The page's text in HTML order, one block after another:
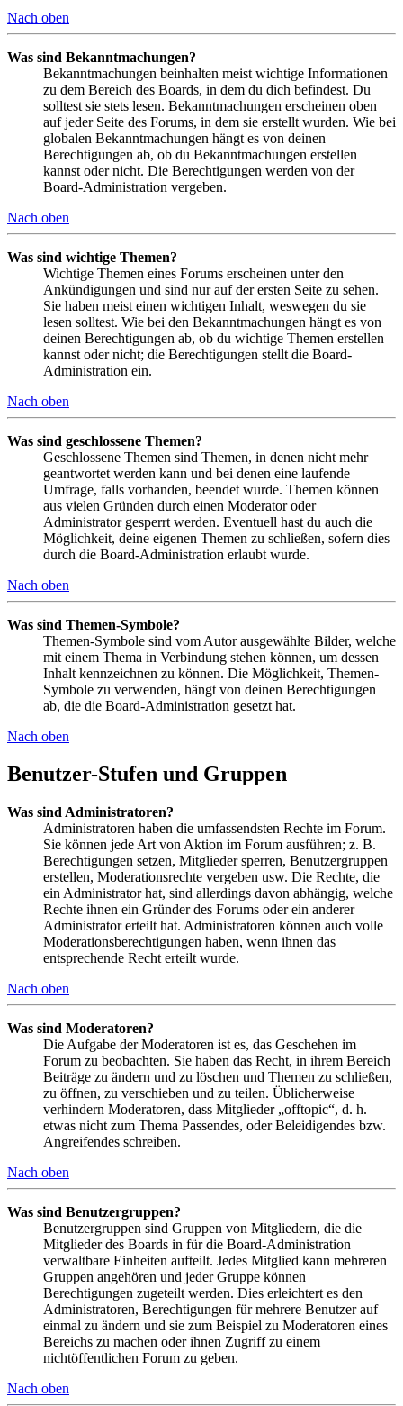
Nach oben
Was sind Bekanntmachungen?
Bekanntmachungen beinhalten meist wichtige Informationen
zu dem Bereich des Boards, in dem du dich befindest. Du
solltest sie stets lesen. Bekanntmachungen erscheinen oben
auf jeder Seite des Forums, in dem sie erstellt wurden. Wie bei
globalen Bekanntmachungen hängt es von deinen
Berechtigungen ab, ob du Bekanntmachungen erstellen
kannst oder nicht. Die Berechtigungen werden von der
Board-Administration vergeben.
Nach oben
Was sind wichtige Themen?
Wichtige Themen eines Forums erscheinen unter den
Ankündigungen und sind nur auf der ersten Seite zu sehen.
Sie haben meist einen wichtigen Inhalt, weswegen du sie
lesen solltest. Wie bei den Bekanntmachungen hängt es von
deinen Berechtigungen ab, ob du wichtige Themen erstellen
kannst oder nicht; die Berechtigungen stellt die Board-
Administration ein.
Nach oben
Was sind geschlossene Themen?
Geschlossene Themen sind Themen, in denen nicht mehr
geantwortet werden kann und bei denen eine laufende
Umfrage, falls vorhanden, beendet wurde. Themen können
aus vielen Gründen durch einen Moderator oder
Administrator gesperrt werden. Eventuell hast du auch die
Möglichkeit, deine eigenen Themen zu schließen, sofern dies
durch die Board-Administration erlaubt wurde.
Nach oben
Was sind Themen-Symbole?
Themen-Symbole sind vom Autor ausgewählte Bilder, welche
mit einem Thema in Verbindung stehen können, um dessen
Inhalt kennzeichnen zu können. Die Möglichkeit, Themen-
Symbole zu verwenden, hängt von deinen Berechtigungen
ab, die die Board-Administration gesetzt hat.
Nach oben
Benutzer-Stufen und Gruppen
Was sind Administratoren?
Administratoren haben die umfassendsten Rechte im Forum.
Sie können jede Art von Aktion im Forum ausführen; z. B.
Berechtigungen setzen, Mitglieder sperren, Benutzergruppen
erstellen, Moderationsrechte vergeben usw. Die Rechte, die
ein Administrator hat, sind allerdings davon abhängig, welche
Rechte ihnen ein Gründer des Forums oder ein anderer
Administrator erteilt hat. Administratoren können auch volle
Moderationsberechtigungen haben, wenn ihnen das
entsprechende Recht erteilt wurde.
Nach oben
Was sind Moderatoren?
Die Aufgabe der Moderatoren ist es, das Geschehen im
Forum zu beobachten. Sie haben das Recht, in ihrem Bereich
Beiträge zu ändern und zu löschen und Themen zu schließen,
zu öffnen, zu verschieben und zu teilen. Üblicherweise
verhindern Moderatoren, dass Mitglieder „offtopic“, d. h.
etwas nicht zum Thema Passendes, oder Beleidigendes bzw.
Angreifendes schreiben.
Nach oben
Was sind Benutzergruppen?
Benutzergruppen sind Gruppen von Mitgliedern, die die
Mitglieder des Boards in für die Board-Administration
verwaltbare Einheiten aufteilt. Jedes Mitglied kann mehreren
Gruppen angehören und jeder Gruppe können
Berechtigungen zugeteilt werden. Dies erleichtert es den
Administratoren, Berechtigungen für mehrere Benutzer auf
einmal zu ändern und sie zum Beispiel zu Moderatoren eines
Bereichs zu machen oder ihnen Zugriff zu einem
nichtöffentlichen Forum zu geben.
Nach oben